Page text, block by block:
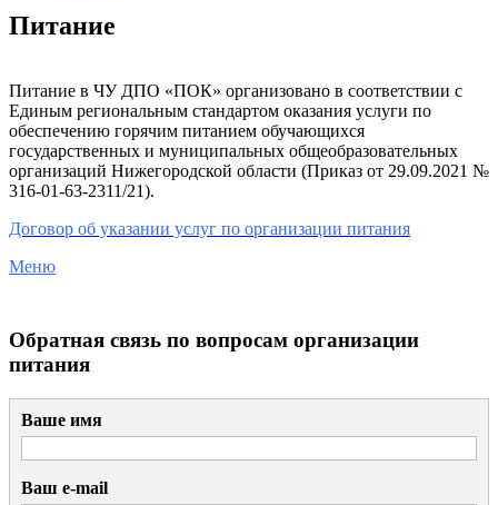
Питание
Питание в ЧУ ДПО «ПОК» организовано в соответствии с
Единым региональным стандартом оказания услуги по
обеспечению горячим питанием обучающихся
государственных и муниципальных общеобразовательных
организаций Нижегородской области (Приказ от 29.09.2021 №
316-01-63-2311/21).
Договор об указании услуг по организации питания
Меню
Обратная связь по вопросам организации
питания
Ваше имя
Ваш e-mail